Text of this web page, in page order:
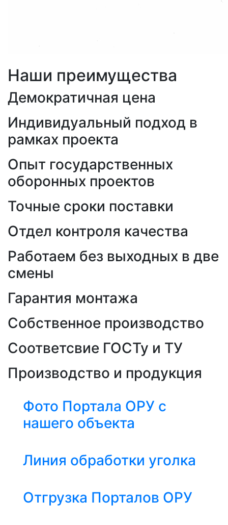
Наши преимущества
Демократичная цена
Индивидуальный подход в
рамках проекта
Опыт государственных
оборонных проектов
Точные сроки поставки
Отдел контроля качества
Работаем без выходных в две
смены
Гарантия монтажа
Собственное производство
Соответсвие ГОСТу и ТУ
Производство и продукция
Фото Портала ОРУ с
нашего объекта
Линия обработки уголка
Отгрузка Порталов ОРУ